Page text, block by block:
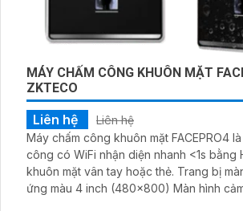
MÁY CHẤM CÔNG KHUÔN MẶT
ZKTECO
Liên hệ
Liên hệ
Máy chấm công khuôn mặt FACEPRO4
công có WiFi nhận diện nhanh <1s bằng
khuôn mặt vân tay hoặc thẻ. Trang bị
ứng màu 4 inch (480×800) Màn hình